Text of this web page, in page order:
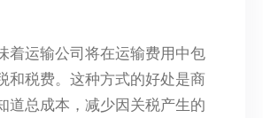
着运输公司将在运输费用中包
和税费。这种方式的好处是商
道总成本，减少因关税产生的